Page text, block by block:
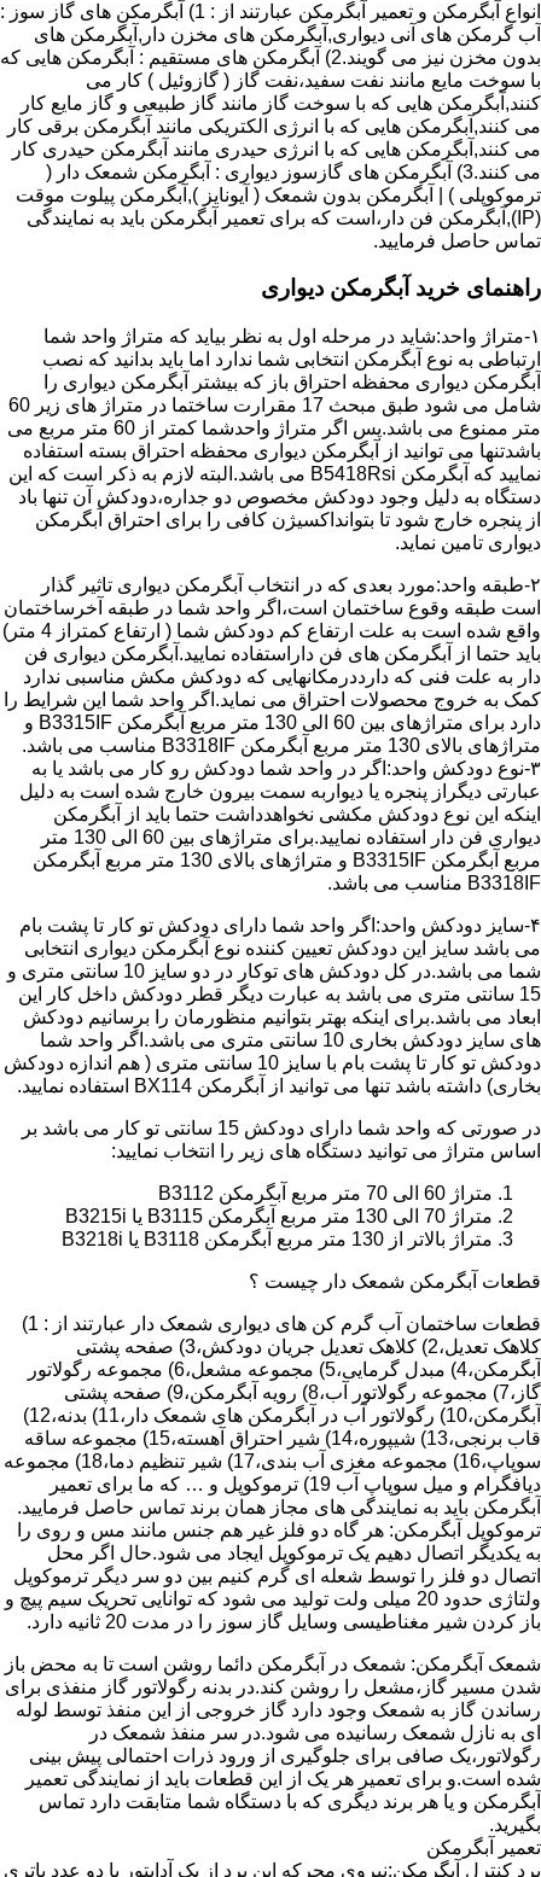
انواع آبگرمکن و تعمیر آبگرمکن عبارتند از : 1) آبگرمکن های گاز سوز :
آب گرمکن های آنی دیواری,آبگرمکن های مخزن دار,آبگرمکن های
بدون مخزن نیز می گویند.2) آبگرمکن های مستقیم : آبگرمکن هایی که
با سوخت مایع مانند نفت سفید،نفت گاز ( گازوئیل ) کار می
کنند,آبگرمکن هایی که با سوخت گاز مانند گاز طبیعی و گاز مایع کار
می کنند,آبگرمکن هایی که با انرژی الکتریکی مانند آبگرمکن برقی کار
می کنند,آبگرمکن هایی که با انرژی حیدری مانند آبگرمکن حیدری کار
می کنند.3) آبگرمکن های گازسوز دیواری : آبگرمکن شمعک دار (
ترموکوپلی ) | آبگرمکن بدون شمعک ( آیونایز ),آبگرمکن پیلوت موقت
(IP),آبگرمکن فن دار،است که برای تعمیر آبگرمکن باید به نمایندگی
تماس حاصل فرمایید.
راهنمای خرید آبگرمکن دیواری
۱-متراژ واحد:شاید در مرحله اول به نظر بیاید که متراژ واحد شما
ارتباطی به نوع آبگرمکن انتخابی شما ندارد اما باید بدانید که نصب
آبگرمکن دیواری محفظه احتراق باز که بیشتر آبگرمکن دیواری را
شامل می شود طبق مبحث 17 مقرارت ساختما در متراژ های زیر 60
متر ممنوع می باشد.پس اگر متراژ واحدشما کمتر از 60 متر مربع می
باشدتنها می توانید از آبگرمکن دیواری محفظه احتراق بسته استفاده
نمایید که آبگرمکن B5418Rsi می باشد.البته لازم به ذکر است که این
دستگاه به دلیل وجود دودکش مخصوص دو جداره،دودکش آن تنها باد
از پنجره خارج شود تا بتوانداکسیژن کافی را برای احتراق آبگرمکن
دیواری تامین نماید.
۲-طبقه واحد:مورد بعدی که در انتخاب آبگرمکن دیواری تاثیر گذار
است طبقه وقوع ساختمان است،اگر واحد شما در طبقه آخرساختمان
واقع شده است به علت ارتفاع کم دودکش شما ( ارتفاع کمتراز 4 متر)
باید حتما از آبگرمکن های فن داراستفاده نمایید.آبگرمکن دیواری فن
دار به علت فنی که دارددرمکانهایی که دودکش مکش مناسبی ندارد
کمک به خروج محصولات احتراق می نماید.اگر واحد شما این شرایط را
دارد برای متراژهای بین 60 الی 130 متر مربع آبگرمکن B3315IF و
متراژهای بالای 130 متر مربع آبگرمکن B3318IF مناسب می باشد.
۳-نوع دودکش واحد:اگر در واحد شما دودکش رو کار می باشد یا به
عبارتی دیگراز پنجره یا دیواربه سمت بیرون خارج شده است به دلیل
اینکه این نوع دودکش مکشی نخواهدداشت حتما باید از آبگرمکن
دیواری فن دار استفاده نمایید.برای متراژهای بین 60 الی 130 متر
مربع آبگرمکن B3315IF و متراژهای بالای 130 متر مربع آبگرمکن
B3318IF مناسب می باشد.
۴-سایز دودکش واحد:اگر واحد شما دارای دودکش تو کار تا پشت بام
می باشد سایز این دودکش تعیین کننده نوع آبگرمکن دیواری انتخابی
شما می باشد.در کل دودکش های توکار در دو سایز 10 سانتی متری و
15 سانتی متری می باشد به عبارت دیگر قطر دودکش داخل کار این
ابعاد می باشد.برای اینکه بهتر بتوانیم منظورمان را برسانیم دودکش
های سایز دودکش بخاری 10 سانتی متری می باشد.اگر واحد شما
دودکش تو کار تا پشت بام با سایز 10 سانتی متری ( هم اندازه دودکش
بخاری) داشته باشد تنها می توانید از آبگرمکن BX114 استفاده نمایید.
در صورتی که واحد شما دارای دودکش 15 سانتی تو کار می باشد بر
اساس متراژ می توانید دستگاه های زیر را انتخاب نمایید:
متراژ 60 الی 70 متر مربع آبگرمکن B3112
متراژ 70 الی 130 متر مربع آبگرمکن B3115 یا B3215i
متراژ بالاتر از 130 متر مربع آبگرمکن B3118 یا B3218i
قطعات آبگرمکن شمعک دار چیست ؟
قطعات ساختمان آب گرم کن های دیواری شمعک دار عبارتند از : 1)
کلاهک تعدیل،2) کلاهک تعدیل جریان دودکش،3) صفحه پشتی
آبگرمکن،4) مبدل گرمایی،5) مجموعه مشعل،6) مجموعه رگولاتور
گاز،7) مجموعه رگولاتور آب،8) رویه آبگرمکن،9) صفحه پشتی
آبگرمکن،10) رگولاتور آب در آبگرمکن های شمعک دار،11) بدنه،12)
قاب برنجی،13) شیپوره،14) شیر احتراق آهسته،15) مجموعه ساقه
سوپاپ،16) مجموعه مغزی آب بندی،17) شیر تنظیم دما،18) مجموعه
دیافگرام و میل سوپاپ آب 19) ترموکوپل و … که ما برای تعمیر
آبگرمکن باید به نمایندگی های مجاز همان برند تماس حاصل فرمایید.
ترموکوپل آبگرمکن: هر گاه دو فلز غیر هم جنس مانند مس و روی را
به یکدیگر اتصال دهیم یک ترموکوپل ایجاد می شود.حال اگر محل
اتصال دو فلز را توسط شعله ای گرم کنیم بین دو سر دیگر ترموکوپل
ولتاژی حدود 20 میلی ولت تولید می شود که توانایی تحریک سیم پیچ و
باز کردن شیر مغناطیسی وسایل گاز سوز را در مدت 20 ثانیه دارد.
شمعک آبگرمکن: شمعک در آبگرمکن دائما روشن است تا به محض باز
شدن مسیر گاز،مشعل را روشن کند.در بدنه رگولاتور گاز منفذی برای
رساندن گاز به شمعک وجود دارد گاز خروجی از این منفذ توسط لوله
ای به نازل شمعک رسانیده می شود.در سر منفذ شمعک در
رگولاتور،یک صافی برای جلوگیری از ورود ذرات احتمالی پیش بینی
شده است.و برای تعمیر هر یک از این قطعات باید از نمایندگی تعمیر
آبگرمکن و یا هر برند دیگری که با دستگاه شما متابقت دارد تماس
بگیرید.
تعمیر آبگرمکن
برد کنترل آبگرمکن:نیروی محرکه این برد از یک آدابتور یا دو عدد باتری